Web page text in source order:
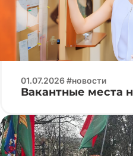
01.07.2026 #новости
Вакантные места